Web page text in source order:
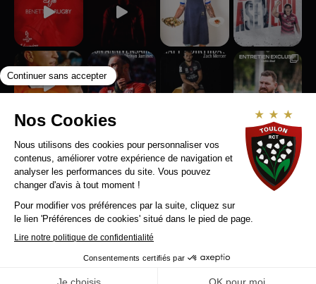
Suivez-nous sur Instagram
RCT RECRUTE
CONTACT
Copyright © 2025 Rugby Club Toulonnais